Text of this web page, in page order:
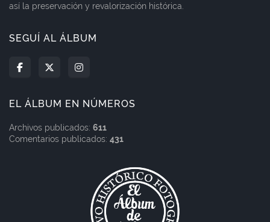
así la preservación y revalorización histórica.
SEGUÍ AL ÁLBUM
EL ÁLBUM EN NÚMEROS
Archivos publicados: 611
Comentarios publicados: 431